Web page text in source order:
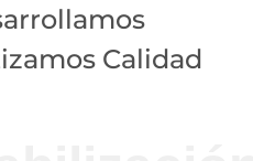
Calidad